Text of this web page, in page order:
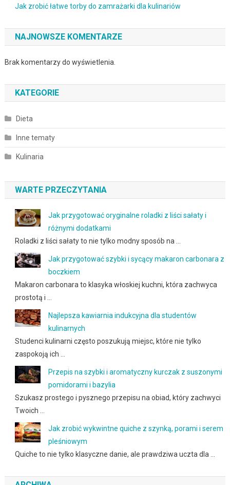
Jak zrobić łatwe torby do zamrażarki dla kulinariów
NAJNOWSZE KOMENTARZE
Brak komentarzy do wyświetlenia.
KATEGORIE
Dieta
Inne tematy
Kulinaria
WARTE PRZECZYTANIA
Jak przygotować oryginalne roladki z liści sałaty i
różnymi dodatkami
Roladki z liści sałaty to nie tylko modny sposób na …
Jak przygotować szybki i sycący makaron carbonara z
boczkiem
Makaron carbonara to klasyka włoskiej kuchni, która zachwyca
prostotą i …
Najlepsza kawiarnia indukcyjna dla studentów
kulinarnych
Studenci kulinarni często poszukują miejsc, które nie tylko
zaspokoją ich …
Przepis na szybki i aromatyczny kurczak z suszonymi
pomidorami i bazylia
Szukasz prostego i pysznego przepisu na obiad, który zachwyci
Twoich …
Jak zrobić wykwintne quiche z szynką, porami i serem
pleśniowym
Quiche to nie tylko klasyczne danie, ale prawdziwa uczta dla …